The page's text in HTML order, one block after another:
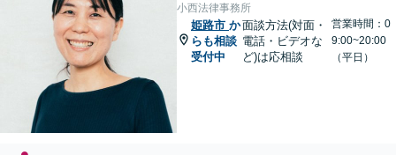
小西法律事務所
姫路市 か
らも相談
受付中
面談方法(対面・
電話・ビデオな
ど)は応相談
営業時間：0
9:00~20:00
（平日）